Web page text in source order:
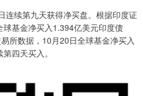
续第九天获得净买盘。根据印度证
基金净买入1.394亿美元印度债
所数据，10月20日全球基金净买入
四天买入。